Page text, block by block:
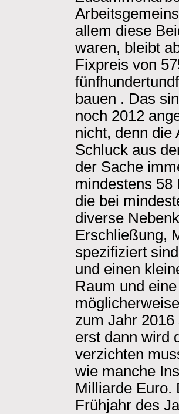
allem diese
waren, bleibt
Fixpreis von
bauen . Das
noch 2012
nicht, denn die
Schluck aus
der Sache
mindestens 58
die bei
diverse
Erschließung,
spezifiziert
und einen
Raum und
zum Jahr
erst dann wird
verzichten
wie manche
Milliarde Euro.
Frühjahr des